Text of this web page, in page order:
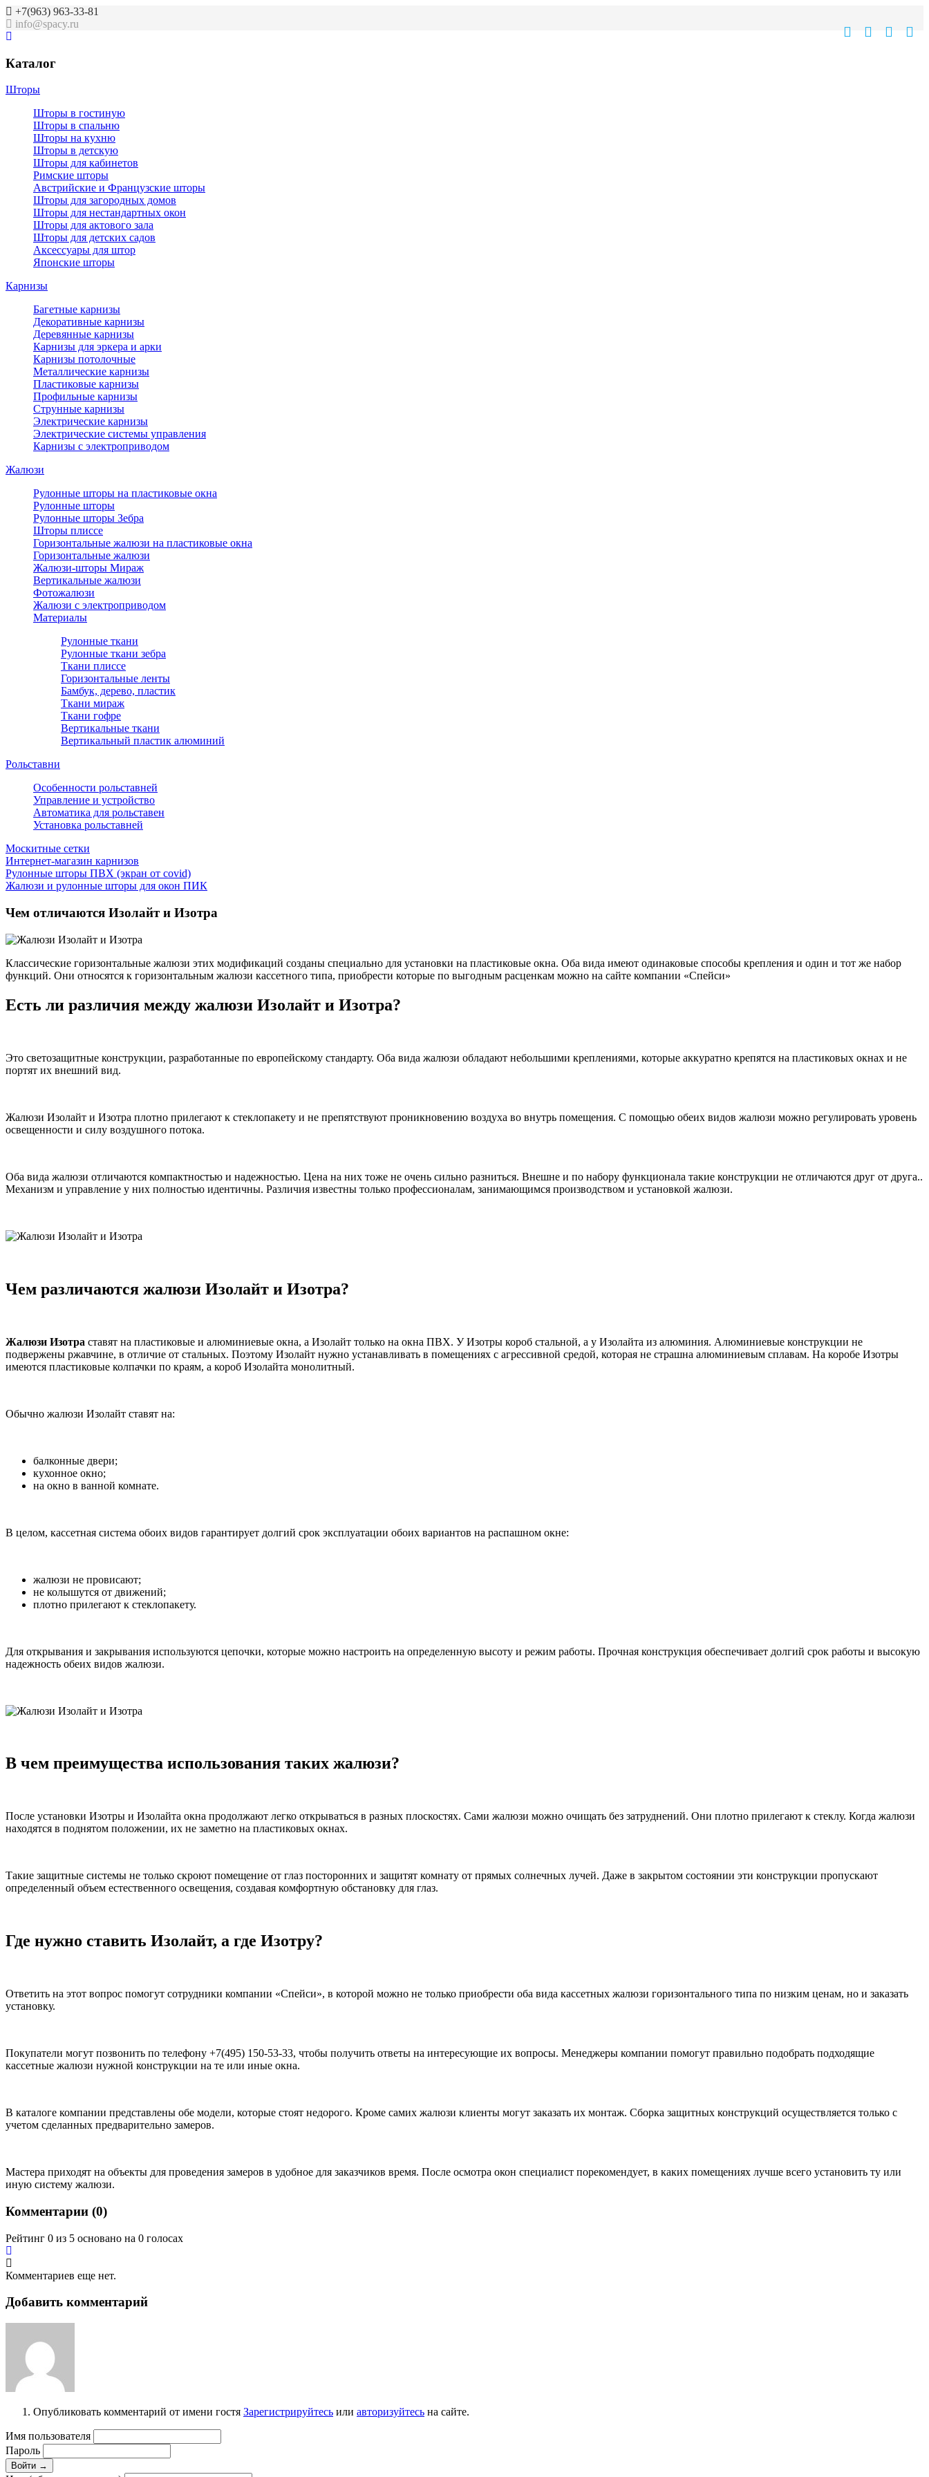
+7(963) 963-33-81
info@spacy.ru
Каталог
Шторы
Шторы в гостиную
Шторы в спальню
Шторы на кухню
Шторы в детскую
Шторы для кабинетов
Римские шторы
Австрийские и Французские шторы
Шторы для загородных домов
Шторы для нестандартных окон
Шторы для актового зала
Шторы для детских садов
Аксессуары для штор
Японские шторы
Карнизы
Багетные карнизы
Декоративные карнизы
Деревянные карнизы
Карнизы для эркера и арки
Карнизы потолочные
Металлические карнизы
Пластиковые карнизы
Профильные карнизы
Струнные карнизы
Электрические карнизы
Электрические системы управления
Карнизы с электроприводом
Жалюзи
Рулонные шторы на пластиковые окна
Рулонные шторы
Рулонные шторы Зебра
Шторы плиссе
Горизонтальные жалюзи на пластиковые окна
Горизонтальные жалюзи
Жалюзи-шторы Мираж
Вертикальные жалюзи
Фотожалюзи
Жалюзи с электроприводом
Материалы
Рулонные ткани
Рулонные ткани зебра
Ткани плиссе
Горизонтальные ленты
Бамбук, дерево, пластик
Ткани мираж
Ткани гофре
Вертикальные ткани
Вертикальный пластик алюминий
Рольставни
Особенности рольставней
Управление и устройство
Автоматика для рольставен
Установка рольставней
Москитные сетки
Интернет-магазин карнизов
Рулонные шторы ПВХ (экран от covid)
Жалюзи и рулонные шторы для окон ПИК
Чем отличаются Изолайт и Изотра
Классические горизонтальные жалюзи этих модификаций созданы специально для установки на пластиковые окна. Оба вида имеют одинаковые способы крепления и один и тот же набор
функций. Они относятся к горизонтальным жалюзи кассетного типа, приобрести которые по выгодным расценкам можно на сайте компании «Спейси»
Есть ли различия между жалюзи Изолайт и Изотра?
Это светозащитные конструкции, разработанные по европейскому стандарту. Оба вида жалюзи обладают небольшими креплениями, которые аккуратно крепятся на пластиковых окнах и не
портят их внешний вид.
Жалюзи Изолайт и Изотра плотно прилегают к стеклопакету и не препятствуют проникновению воздуха во внутрь помещения. С помощью обеих видов жалюзи можно регулировать уровень
освещенности и силу воздушного потока.
Оба вида жалюзи отличаются компактностью и надежностью. Цена на них тоже не очень сильно разниться. Внешне и по набору функционала такие конструкции не отличаются друг от друга..
Механизм и управление у них полностью идентичны. Различия известны только профессионалам, занимающимся производством и установкой жалюзи.
Чем различаются жалюзи Изолайт и Изотра?
Жалюзи Изотра ставят на пластиковые и алюминиевые окна, а Изолайт только на окна ПВХ. У Изотры короб стальной, а у Изолайта из алюминия. Алюминиевые конструкции не
подвержены ржавчине, в отличие от стальных. Поэтому Изолайт нужно устанавливать в помещениях с агрессивной средой, которая не страшна алюминиевым сплавам. На коробе Изотры
имеются пластиковые колпачки по краям, а короб Изолайта монолитный.
Обычно жалюзи Изолайт ставят на:
балконные двери;
кухонное окно;
на окно в ванной комнате.
В целом, кассетная система обоих видов гарантирует долгий срок эксплуатации обоих вариантов на распашном окне:
жалюзи не провисают;
не колышутся от движений;
плотно прилегают к стеклопакету.
Для открывания и закрывания используются цепочки, которые можно настроить на определенную высоту и режим работы. Прочная конструкция обеспечивает долгий срок работы и высокую
надежность обеих видов жалюзи.
В чем преимущества использования таких жалюзи?
После установки Изотры и Изолайта окна продолжают легко открываться в разных плоскостях. Сами жалюзи можно очищать без затруднений. Они плотно прилегают к стеклу. Когда жалюзи
находятся в поднятом положении, их не заметно на пластиковых окнах.
Такие защитные системы не только скроют помещение от глаз посторонних и защитят комнату от прямых солнечных лучей. Даже в закрытом состоянии эти конструкции пропускают
определенный объем естественного освещения, создавая комфортную обстановку для глаз.
Где нужно ставить Изолайт, а где Изотру?
Ответить на этот вопрос помогут сотрудники компании «Спейси», в которой можно не только приобрести оба вида кассетных жалюзи горизонтального типа по низким ценам, но и заказать
установку.
Покупатели могут позвонить по телефону +7(495) 150-53-33, чтобы получить ответы на интересующие их вопросы. Менеджеры компании помогут правильно подобрать подходящие
кассетные жалюзи нужной конструкции на те или иные окна.
В каталоге компании представлены обе модели, которые стоят недорого. Кроме самих жалюзи клиенты могут заказать их монтаж. Сборка защитных конструкций осуществляется только с
учетом сделанных предварительно замеров.
Мастера приходят на объекты для проведения замеров в удобное для заказчиков время. После осмотра окон специалист порекомендует, в каких помещениях лучше всего установить ту или
иную систему жалюзи.
Комментарии (0)
Рейтинг 0 из 5 основано на 0 голосах
Комментариев еще нет.
Добавить комментарий
Опубликовать комментарий от имени гостя Зарегистрируйтесь или авторизуйтесь на сайте.
Имя пользователя
Пароль
Войти →